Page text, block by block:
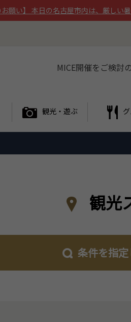
願い】 本日の名古屋市内は、厳し
MICE開催をご検討
観光・遊ぶ
観光
条件を指